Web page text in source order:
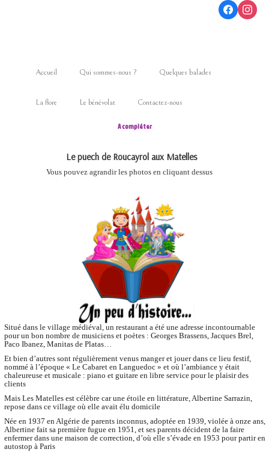
Accueil Qui sommes-nous ? Quelques balades
La flore Le bénévolat Contactez-nous
A compléter
Le puech de Roucayrol aux Matelles
Vous pouvez agrandir les photos en cliquant dessus
Situé dans le village médiéval, un restaurant a été une adresse incontournable
pour un bon nombre de musiciens et poètes : Georges Brassens, Jacques Brel,
Paco Ibanez, Manitas de Platas…
Et bien d’autres sont régulièrement venus manger et jouer dans ce lieu festif,
nommé à l’époque « Le Cabaret en Languedoc » et où l’ambiance y était
chaleureuse et musicale : piano et guitare en libre service pour le plaisir des
clients
Mais Les Matelles est célèbre car une étoile en littérature, Albertine Sarrazin,
repose dans ce village où elle avait élu domicile
Née en 1937 en Algérie de parents inconnus, adoptée en 1939, violée à onze ans,
Albertine fait sa première fugue en 1951, et ses parents décident de la faire
enfermer dans une maison de correction, d’où elle s’évade en 1953 pour partir en
autostop à Paris